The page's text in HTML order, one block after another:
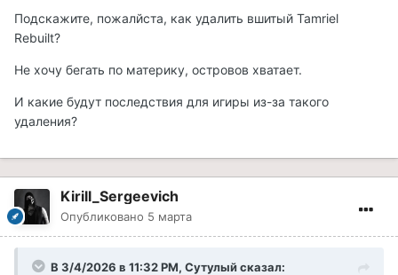
Подскажите, пожалйста, как удалить вшитый Tamriel
Rebuilt?
Не хочу бегать по материку, островов хватает.
И какие будут последствия для игиры из-за такого
удаления?
Kirill_Sergeevich
Опубликовано 5 марта
В 3/4/2026 в 11:32 PM, Сутулыйсказал: